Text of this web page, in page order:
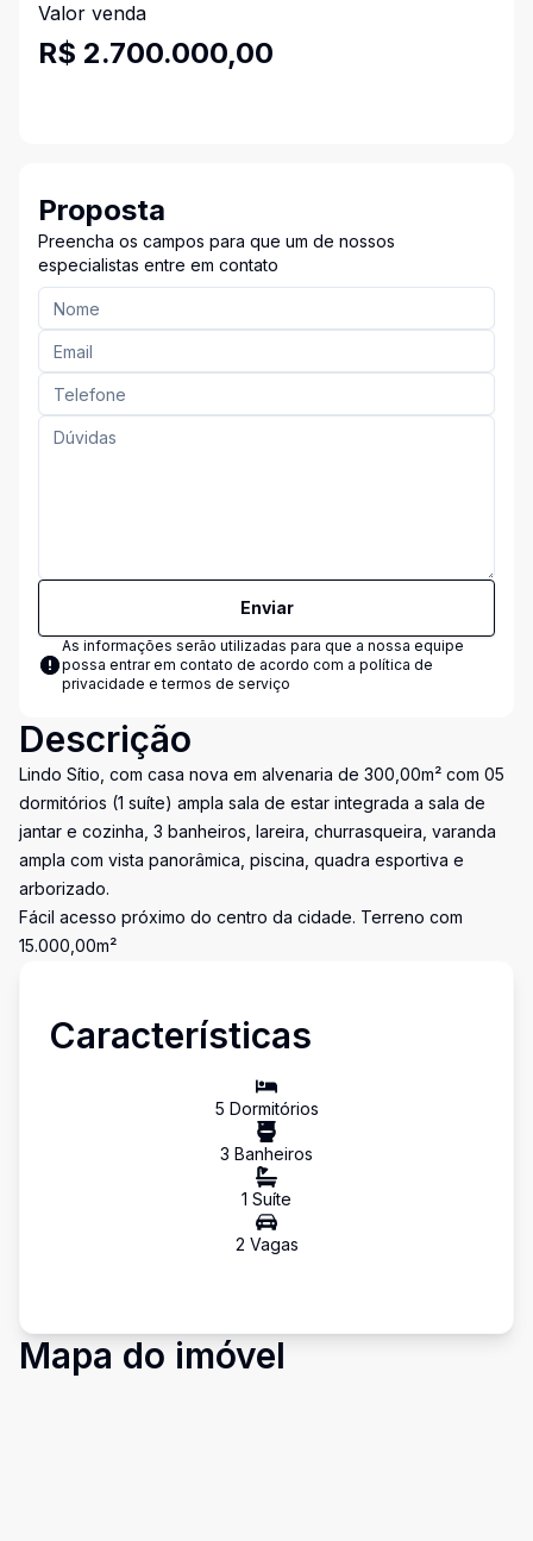
Valor venda
R$ 2.700.000,00
Proposta
Preencha os campos para que um de nossos
especialistas entre em contato
Enviar
As informações serão utilizadas para que a nossa equipe
possa entrar em contato de acordo com a política de
privacidade e termos de serviço
Descrição
Lindo Sítio, com casa nova em alvenaria de 300,00m² com 05
dormitórios (1 suíte) ampla sala de estar integrada a sala de
jantar e cozinha, 3 banheiros, lareira, churrasqueira, varanda
ampla com vista panorâmica, piscina, quadra esportiva e
arborizado.
Fácil acesso próximo do centro da cidade. Terreno com
15.000,00m²
Características
5 Dormitórios
3 Banheiros
1 Suíte
2 Vagas
Mapa do imóvel